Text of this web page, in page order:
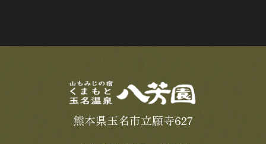
熊本県玉名市立願寺627